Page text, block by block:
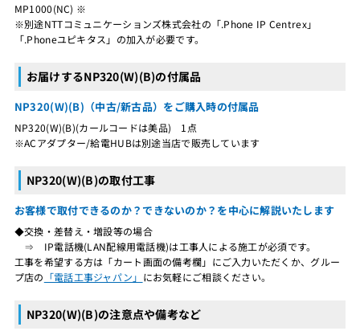
MP1000(NC) ※
※別途NTTコミュニケーションズ株式会社の「.Phone IP Centrex」
「.Phoneユピキタス」の加入が必要です。
お届けするNP320(W)(B)の付属品
NP320(W)(B)（中古/新古品）をご購入時の付属品
NP320(W)(B)(カールコードは美品) 1点
※ACアダプター/給電HUBは別途当店で販売しています
NP320(W)(B)の取付工事
お客様で取付できるのか？できないのか？を中心に解説いたします
◆交換・差替え・増設等の場合
⇒ IP電話機(LAN配線用電話機)は工事人による施工が必須です。
工事を希望する方は「カート画面の備考欄」にご入力いただくか、グルー
プ店の 「電話工事ジャパン」 にお気軽にご相談ください。
NP320(W)(B)の注意点や備考など